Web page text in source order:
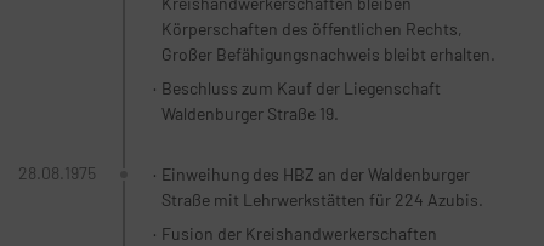
Körperschaften des öffentlichen Rechts,
Großer Befähigungsnachweis bleibt erhalten.
Beschluss zum Kauf der Liegenschaft
Waldenburger Straße 19.
28.08.1975
Einweihung des HBZ an der Waldenburger
Straße mit Lehrwerkstätten für 224 Azubis.
Fusion der Kreishandwerkerschaften